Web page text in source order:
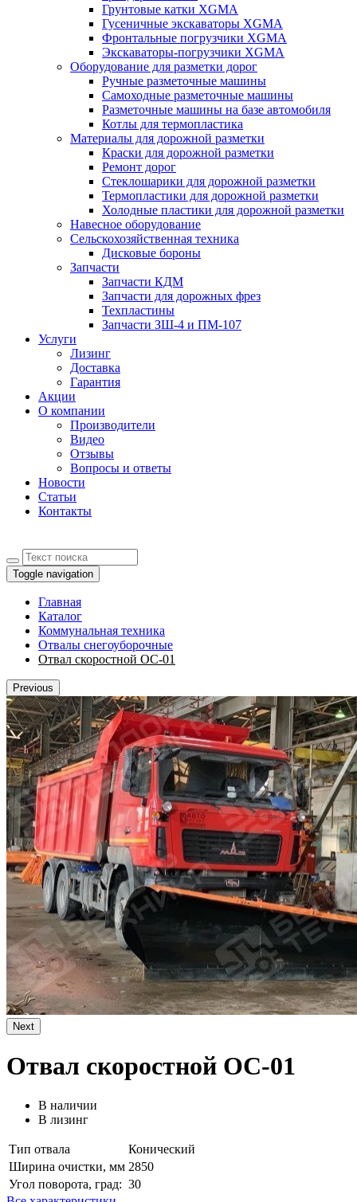
Грунтовые катки XGMA
Гусеничные экскаваторы XGMA
Фронтальные погрузчики XGMA
Экскаваторы-погрузчики XGMA
Оборудование для разметки дорог
Ручные разметочные машины
Самоходные разметочные машины
Разметочные машины на базе автомобиля
Котлы для термопластика
Материалы для дорожной разметки
Краски для дорожной разметки
Ремонт дорог
Стеклошарики для дорожной разметки
Термопластики для дорожной разметки
Холодные пластики для дорожной разметки
Навесное оборудование
Сельскохозяйственная техника
Дисковые бороны
Запчасти
Запчасти КДМ
Запчасти для дорожных фрез
Техпластины
Запчасти ЗШ-4 и ПМ-107
Услуги
Лизинг
Доставка
Гарантия
Акции
О компании
Производители
Видео
Отзывы
Вопросы и ответы
Новости
Статьи
Контакты
Toggle navigation
Главная
Каталог
Коммунальная техника
Отвалы снегоуборочные
Отвал скоростной ОС-01
Previous
Next
Отвал скоростной ОС-01
В наличии
В лизинг
Тип отвала
Конический
Ширина очистки, мм 2850
Угол поворота, град: 30